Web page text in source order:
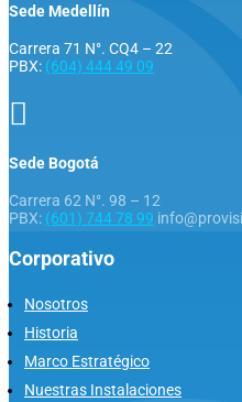
Sede Medellín
Carrera 71 N°. CQ4 – 22
PBX: (604) 444 49 09

Sede Bogotá
Carrera 62 N°. 98 – 12
PBX: (601) 744 78 99
Corporativo
Nosotros
Historia
Marco Estratégico
Nuestras Instalaciones